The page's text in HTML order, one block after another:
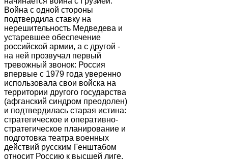
Война с одной стороны
подтвердила ставку на
нерешительность Медведева и
устаревшее обеспечение
российской армии, а с другой -
на ней прозвучал первый
тревожный звонок: Россия
впервые с 1979 года уверенно
использовала свои войска на
территории другого государства
(афганский синдром преодолен)
и подтвердилась старая истина:
стратегическое и оперативно-
стратегическое планирование и
подготовка театра военных
действий русским Генштабом
относит Россию к высшей лиге.